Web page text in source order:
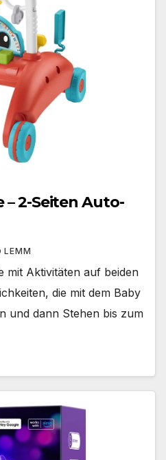
– 2-Seiten Auto-
LEMM
mit Aktivitäten auf beiden
die mit dem Baby
und dann Stehen bis zum